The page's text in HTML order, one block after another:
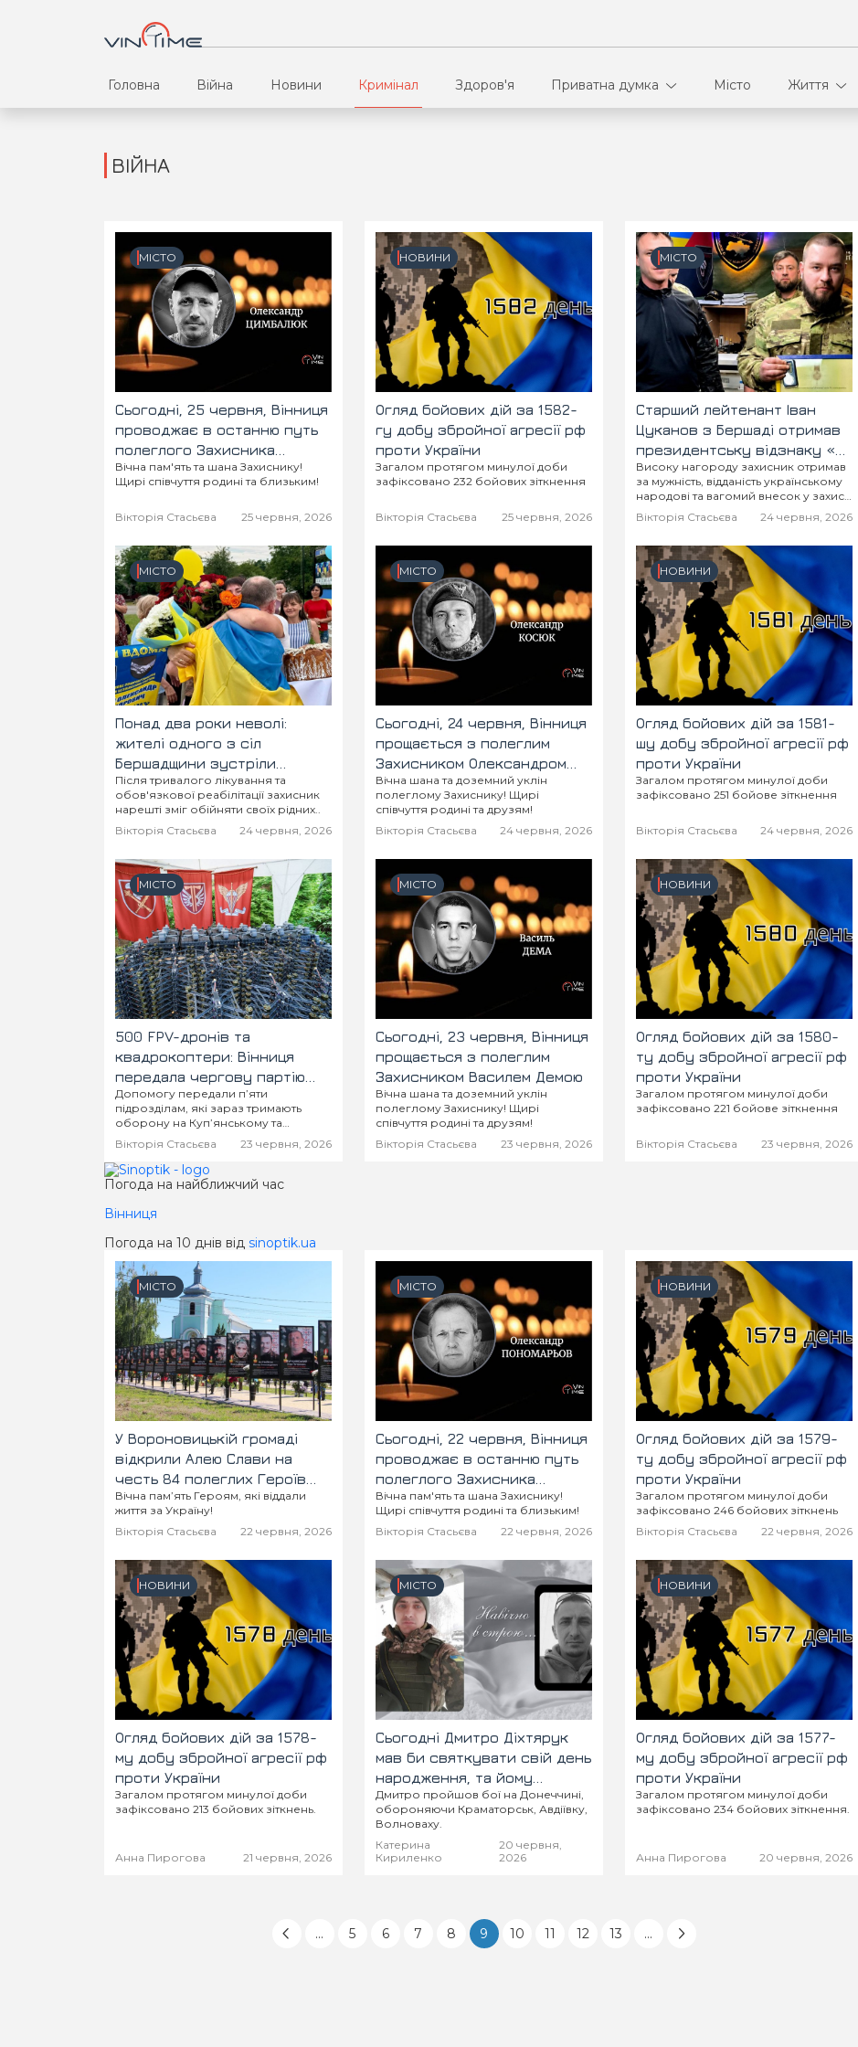
Головна Війна Новини Кримінал Здоров'я Приватна думка Місто Життя
Партнери
Спорт
ВІЙНА
МІСТО
Сьогодні, 25 червня, Вінниця
проводжає в останню путь
полеглого Захисника
Олександра Цимбалюка
Вічна пам'ять та шана Захиснику!
Щирі співчуття родині та близьким!
Вікторія Стасьєва 25 червня, 2026
НОВИНИ
Огляд бойових дій за 1582-
гу добу збройної агресії рф
проти України
Загалом протягом минулої доби
зафіксовано 232 бойових зіткнення
Вікторія Стасьєва 25 червня, 2026
МІСТО
Старший лейтенант Іван
Цуканов з Бершаді отримав
президентську відзнаку «За
оборону України»
Високу нагороду захисник отримав
за мужність, відданість українському
народові та вагомий внесок у захист
держави!
Вікторія Стасьєва 24 червня, 2026
МІСТО
Понад два роки неволі:
жителі одного з сіл
Бершадщини зустріли
звільненого з полону
захисника
Після тривалого лікування та
обов'язкової реабілітації захисник
нарешті зміг обійняти своїх рідних..
Вікторія Стасьєва
24 червня, 2026
МІСТО
Сьогодні, 24 червня, Вінниця
прощається з полеглим
Захисником Олександром
Косюком «Санчос»
Вічна шана та доземний уклін
полеглому Захиснику! Щирі
співчуття родині та друзям!
Вікторія Стасьєва
24 червня, 2026
НОВИНИ
Огляд бойових дій за 1581-
шу добу збройної агресії рф
проти України
Загалом протягом минулої доби
зафіксовано 251 бойове зіткнення
Вікторія Стасьєва 24 червня, 2026
МІСТО
500 FPV-дронів та
квадрокоптери: Вінниця
передала чергову партію
«пташок» на передову
Допомогу передали п’яти
підрозділам, які зараз тримають
оборону на Куп’янському та
Східному напрямках!
Вікторія Стасьєва 23 червня, 2026
МІСТО
Сьогодні, 23 червня, Вінниця
прощається з полеглим
Захисником Василем Демою
Вічна шана та доземний уклін
полеглому Захиснику! Щирі
співчуття родині та друзям!
Вікторія Стасьєва
23 червня, 2026
НОВИНИ
Огляд бойових дій за 1580-
ту добу збройної агресії рф
проти України
Загалом протягом минулої доби
зафіксовано 221 бойове зіткнення
Вікторія Стасьєва 23 червня, 2026
Погода на найближчий час
Вінниця
Погода на 10 днів від sinoptik.ua
МІСТО
У Вороновицькій громаді
відкрили Алею Слави на
честь 84 полеглих Героїв
України
Вічна пам’ять Героям, які віддали
життя за Україну!
Вікторія Стасьєва
22 червня, 2026
МІСТО
Сьогодні, 22 червня, Вінниця
проводжає в останню путь
полеглого Захисника
Олександра Пономарьова
Вічна пам'ять та шана Захиснику!
Щирі співчуття родині та близьким!
Вікторія Стасьєва
22 червня, 2026
НОВИНИ
Огляд бойових дій за 1579-
ту добу збройної агресії рф
проти України
Загалом протягом минулої доби
зафіксовано 246 бойових зіткнень
Вікторія Стасьєва
22 червня, 2026
НОВИНИ
Огляд бойових дій за 1578-
му добу збройної агресії рф
проти України
Загалом протягом минулої доби
зафіксовано 213 бойових зіткнень.
Анна Пирогова 21 червня, 2026
МІСТО
Сьогодні Дмитро Діхтярук
мав би святкувати свій день
народження, та йому
назавжди 40
Дмитро пройшов бої на Донеччині,
обороняючи Краматорськ, Авдіївку,
Волноваху.
Катерина
Кириленко
20 червня,
2026
НОВИНИ
Огляд бойових дій за 1577-
му добу збройної агресії рф
проти України
Загалом протягом минулої доби
зафіксовано 234 бойових зіткнення.
Анна Пирогова 20 червня, 2026
... 5 6 7 8 9 10 11 12 13 ...